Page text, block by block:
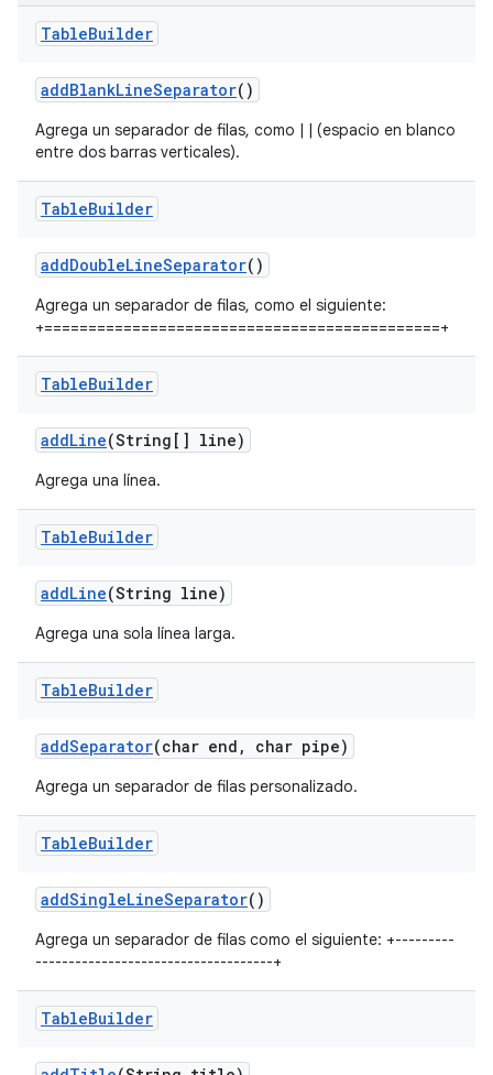
TableBuilder
addBlankLineSeparator()
Agrega un separador de filas, como | | (espacio en blanco
entre dos barras verticales).
TableBuilder
addDoubleLineSeparator()
Agrega un separador de filas, como el siguiente:
+=============================================+
TableBuilder
addLine(String[] line)
Agrega una línea.
TableBuilder
addLine(String line)
Agrega una sola línea larga.
TableBuilder
addSeparator(char end , char pipe)
Agrega un separador de filas personalizado.
TableBuilder
addSingleLineSeparator()
Agrega un separador de filas como el siguiente: +---------
------------------------------------+
TableBuilder